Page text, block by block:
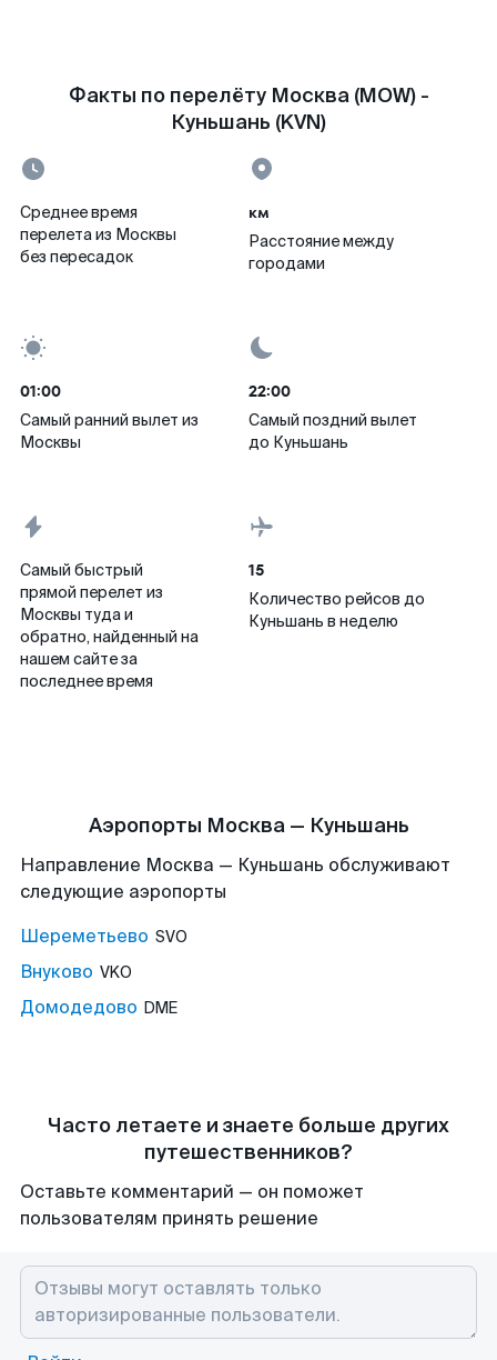
Факты по перелёту Москва (MOW) -
Куньшань (KVN)
Среднее время
перелета из Москвы
без пересадок
км
Расстояние между
городами
01:00
Самый ранний вылет из
Москвы
22:00
Самый поздний вылет
до Куньшань
Самый быстрый
прямой перелет из
Москвы туда и
обратно, найденный на
нашем сайте за
последнее время
15
Количество рейсов до
Куньшань в неделю
Аэропорты Москва — Куньшань
Направление Москва — Куньшань обслуживают
следующие аэропорты
Шереметьево SVO
Внуково VKO
Домодедово DME
Часто летаете и знаете больше других
путешественников?
Оставьте комментарий — он поможет
пользователям принять решение